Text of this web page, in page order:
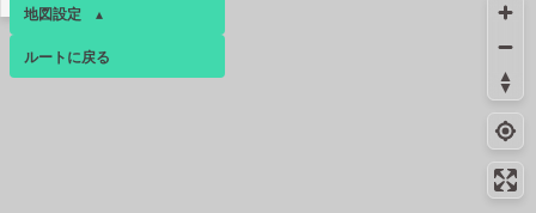
広島白島店
235m
地図設定 ▴
ベース ▴
ルートに戻る